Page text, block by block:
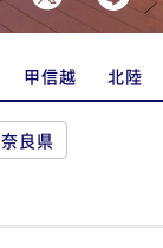
甲信越 北陸
奈良県